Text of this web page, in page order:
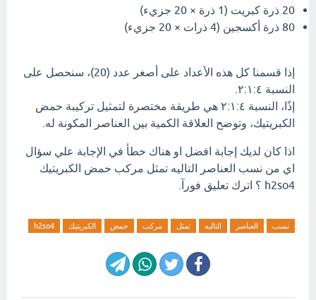
20 ذرة كبريت (1 ذرة × 20 جزيء)
80 ذرة أكسجين (4 ذرات × 20 جزيء)
إذا قسمنا كل هذه الأعداد على أصغر عدد (20)، سنحصل على
النسبة ٢:١:٤.
إذًا، النسبة ٢:١:٤ هي طريقة مختصرة لتمثيل تركيبة حمض
الكبريتيك، وتوضح العلاقة الكمية بين العناصر المكونة له.
اذا كان لديك إجابة افضل او هناك خطأ في الإجابة علي سؤال
اي من نسب العناصر التاليه تمثل مركب حمض الكبريتيك
h2so4 ؟ اترك تعليق فورآ.
نسب العناصر التاليه تمثل مركب حمض الكبريتيك h2so4